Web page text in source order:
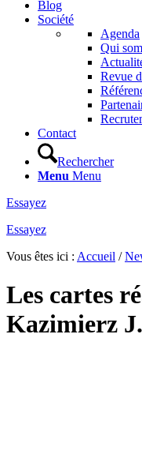
Blog
Société
Agenda
Qui
Revue
Contact
Rechercher
Menu Menu
Essayez
Essayez
Vous êtes ici : Accueil /
Les cartes
Kazimierz